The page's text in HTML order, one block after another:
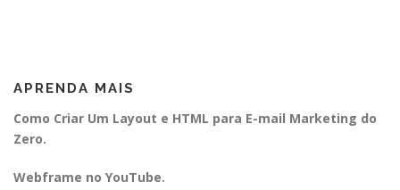
APRENDA MAIS
Como Criar Um Layout e HTML para E-mail Marketing do
Zero.
Webframe no YouTube.